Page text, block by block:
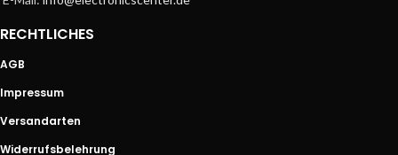
RECHTLICHES
AGB
Impressum
Versandarten
Widerrufsbelehrung